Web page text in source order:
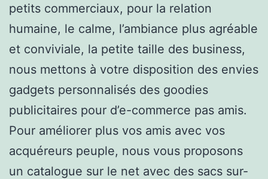
petits commerciaux, pour la relation
humaine, le calme, l’ambiance plus agréable
et conviviale, la petite taille des business,
nous mettons à votre disposition des envies
gadgets personnalisés des goodies
publicitaires pour d’e-commerce pas amis.
Pour améliorer plus vos amis avec vos
acquéreurs peuple, nous vous proposons
un catalogue sur le net avec des sacs sur-